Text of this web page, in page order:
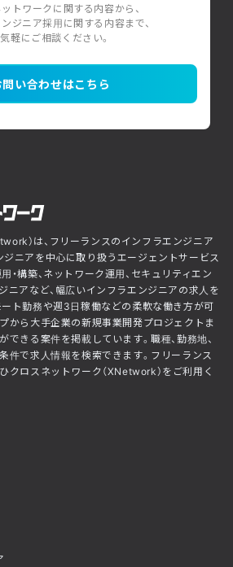
トワークに関する内容から、
ジニア採用に関する内容まで、
軽にご相談ください。
問い合わせはこちら
）は、フリーランスのインフラエンジニア
ニアを中心に取り扱うエージェントサービス
・構築、ネットワーク運用、セキュリティエン
ニアなど、幅広いインフラエンジニアの求人を
ト勤務や週3日稼働などの柔軟な働き方が可
から大手企業の新規事業開発プロジェクトま
できる案件を掲載しています。職種、勤務地、
件で求人情報を検索できます。フリーランス
クロスネットワーク（XNetwork）をご利用く